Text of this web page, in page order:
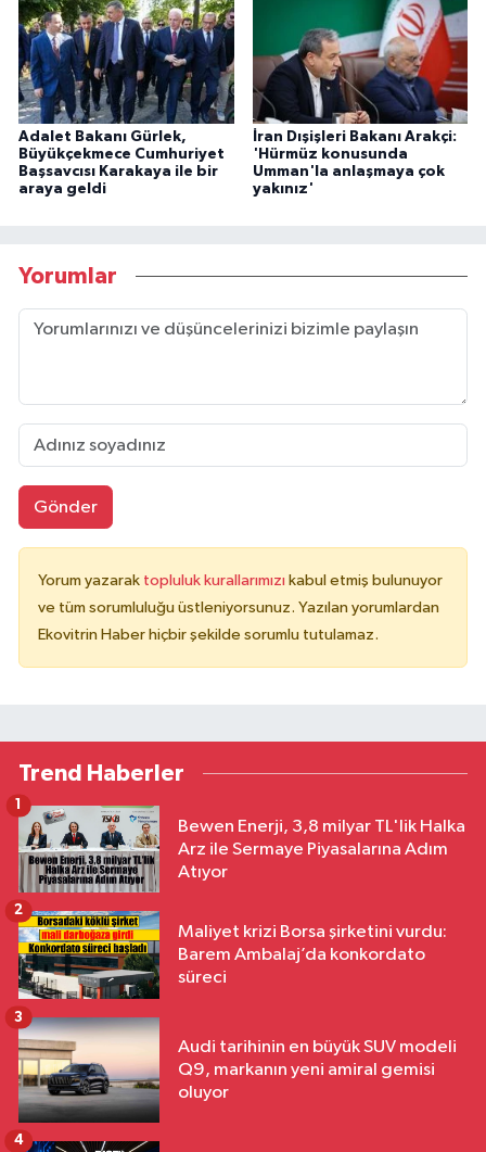
Adalet Bakanı Gürlek,
Büyükçekmece Cumhuriyet
Başsavcısı Karakaya ile bir
araya geldi
İran Dışişleri Bakanı Arakçi:
'Hürmüz konusunda
Umman'la anlaşmaya çok
yakınız'
Yorumlar
Gönder
Yorum yazarak topluluk kurallarımızı kabul etmiş bulunuyor
ve tüm sorumluluğu üstleniyorsunuz. Yazılan yorumlardan
Ekovitrin Haber hiçbir şekilde sorumlu tutulamaz.
Trend Haberler
Bewen Enerji, 3,8 milyar TL'lik Halka
Arz ile Sermaye Piyasalarına Adım
Atıyor
1
Maliyet krizi Borsa şirketini vurdu:
Barem Ambalaj’da konkordato
süreci
2
Audi tarihinin en büyük SUV modeli
Q9, markanın yeni amiral gemisi
oluyor
3
4